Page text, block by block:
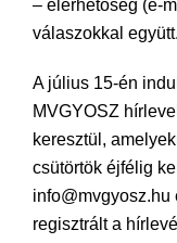
– elérhetőség (e-
válaszokkal együtt.
A július 15-én
MVGYOSZ
keresztül,
csütörtök éjfélig
info@mvgyosz.hu
regisztrált a